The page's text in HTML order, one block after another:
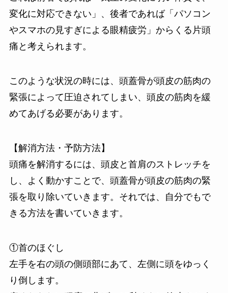
変化に対応できない」、後者であれば「パソコン
やスマホの見すぎによる眼精疲労」からくる片頭
痛と考えられます。
このような状況の時には、頭蓋骨が頭皮の筋肉の
緊張によって圧迫されてしまい、頭皮の筋肉を緩
めてあげる必要があります。
【解消方法・予防方法】
頭痛を解消するには、頭皮と首肩のストレッチを
し、よく動かすことで、頭蓋骨が頭皮の筋肉の緊
張を取り除いていきます。それでは、自分でもで
きる方法を書いていきます。
①首のほぐし
左手を右の頭の側頭部にあて、左側に頭をゆっく
り倒します。